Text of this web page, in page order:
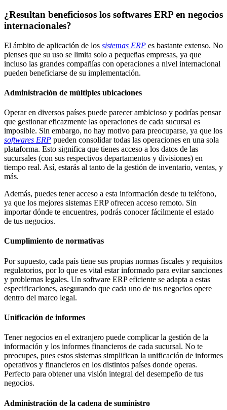
¿Resultan beneficiosos los softwares ERP en negocios
internacionales?
El ámbito de aplicación de los sistemas ERP es bastante extenso. No
pienses que su uso se limita solo a pequeñas empresas, ya que
incluso las grandes compañías con operaciones a nivel internacional
pueden beneficiarse de su implementación.
Administración de múltiples ubicaciones
Operar en diversos países puede parecer ambicioso y podrías pensar
que gestionar eficazmente las operaciones de cada sucursal es
imposible. Sin embargo, no hay motivo para preocuparse, ya que los
softwares ERP pueden consolidar todas las operaciones en una sola
plataforma. Esto significa que tienes acceso a los datos de las
sucursales (con sus respectivos departamentos y divisiones) en
tiempo real. Así, estarás al tanto de la gestión de inventario, ventas, y
más.
Además, puedes tener acceso a esta información desde tu teléfono,
ya que los mejores sistemas ERP ofrecen acceso remoto. Sin
importar dónde te encuentres, podrás conocer fácilmente el estado
de tus negocios.
Cumplimiento de normativas
Por supuesto, cada país tiene sus propias normas fiscales y requisitos
regulatorios, por lo que es vital estar informado para evitar sanciones
y problemas legales. Un software ERP eficiente se adapta a estas
especificaciones, asegurando que cada uno de tus negocios opere
dentro del marco legal.
Unificación de informes
Tener negocios en el extranjero puede complicar la gestión de la
información y los informes financieros de cada sucursal. No te
preocupes, pues estos sistemas simplifican la unificación de informes
operativos y financieros en los distintos países donde operas.
Perfecto para obtener una visión integral del desempeño de tus
negocios.
Administración de la cadena de suministro